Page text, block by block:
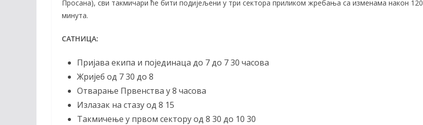
o n
Просана), сви такмичари ће бити подијељени у три сектора приликом жребања са изменама након 120
минута.
САТНИЦА:
Пријава екипа и појединаца до 7 до 7 30 часова
Жријеб од 7 30 до 8
Отварање Првенства у 8 часова
Излазак на стазу од 8 15
Такмичење у првом сектору од 8 30 до 10 30